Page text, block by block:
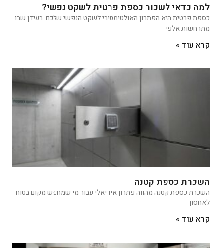
למה כדאי לשכור כספת פרטית לשקט נפשי?
כספת פרטית היא הפתרון האולטימטיבי לשקט הנפשי שלכם. בעידן שבו
מתרחשות אלפי
קרא עוד »
השכרת כספת קטנה
השכרת כספת קטנה מהווה פתרון אידיאלי עבור מי שמחפש מקום בטוח
לאחסון
קרא עוד »